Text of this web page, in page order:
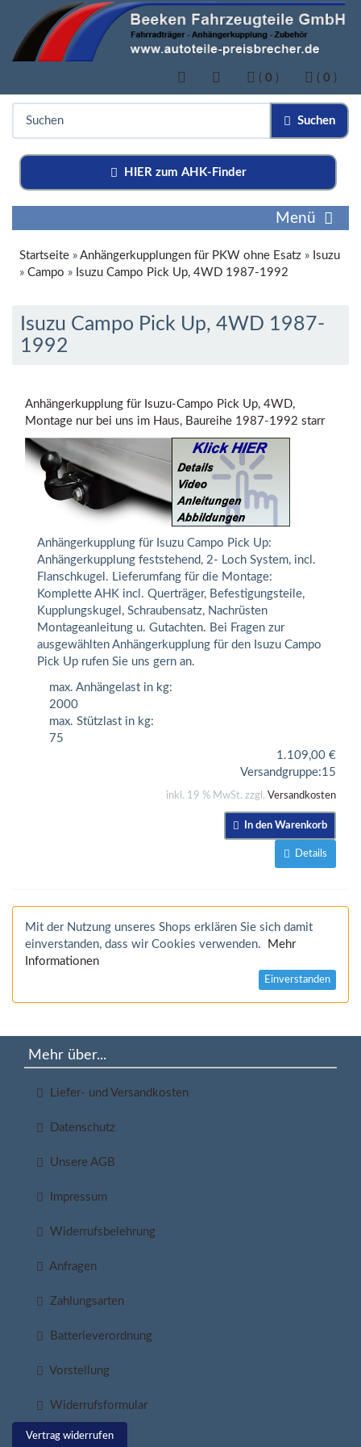
( 0 ) ( 0 )
Suchen
HIER zum AHK-Finder
Menü
Startseite » Anhängerkupplungen für PKW ohne Esatz » Isuzu
» Campo » Isuzu Campo Pick Up, 4WD 1987-1992
Isuzu Campo Pick Up, 4WD 1987-
1992
Anhängerkupplung für Isuzu-Campo Pick Up, 4WD,
Montage nur bei uns im Haus, Baureihe 1987-1992 starr
Anhängerkupplung für Isuzu Campo Pick Up:
Anhängerkupplung feststehend, 2- Loch System, incl.
Flanschkugel. Lieferumfang für die Montage:
Komplette AHK incl. Querträger, Befestigungsteile,
Kupplungskugel, Schraubensatz, Nachrüsten
Montageanleitung u. Gutachten. Bei Fragen zur
ausgewählten Anhängerkupplung für den Isuzu Campo
Pick Up rufen Sie uns gern an.
max. Anhängelast in kg:
2000
max. Stützlast in kg:
75
1.109,00 €
Versandgruppe:15
inkl. 19 % MwSt. zzgl. Versandkosten
In den Warenkorb
Details
Mit der Nutzung unseres Shops erklären Sie sich damit
einverstanden, dass wir Cookies verwenden.
Mehr
Informationen
Einverstanden
Mehr über...
Liefer- und Versandkosten
Datenschutz
Unsere AGB
Impressum
Widerrufsbelehrung
Anfragen
Zahlungsarten
Batterieverordnung
Vorstellung
Widerrufsformular
Vertrag widerrufen